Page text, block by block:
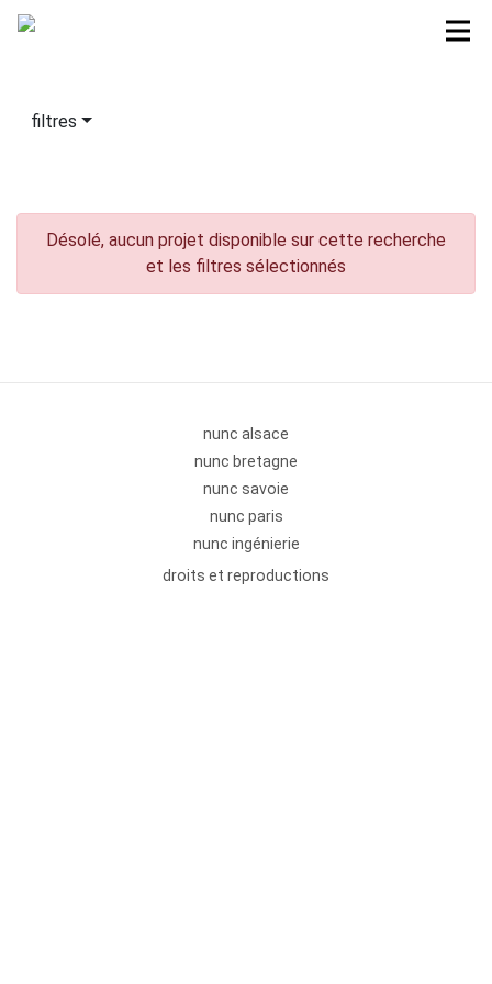
filtres
Désolé, aucun projet disponible sur cette recherche
et les filtres sélectionnés
nunc alsace
nunc bretagne
nunc savoie
nunc paris
nunc ingénierie
droits et reproductions